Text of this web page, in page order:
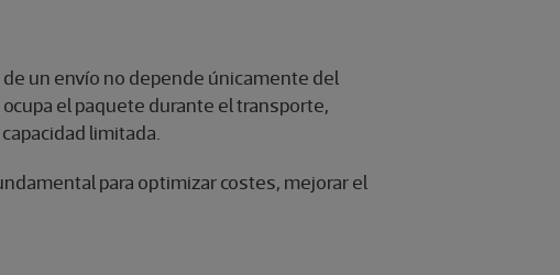
un envío no depende únicamente del
el paquete durante el transporte,
limitada.
para optimizar costes, mejorar el